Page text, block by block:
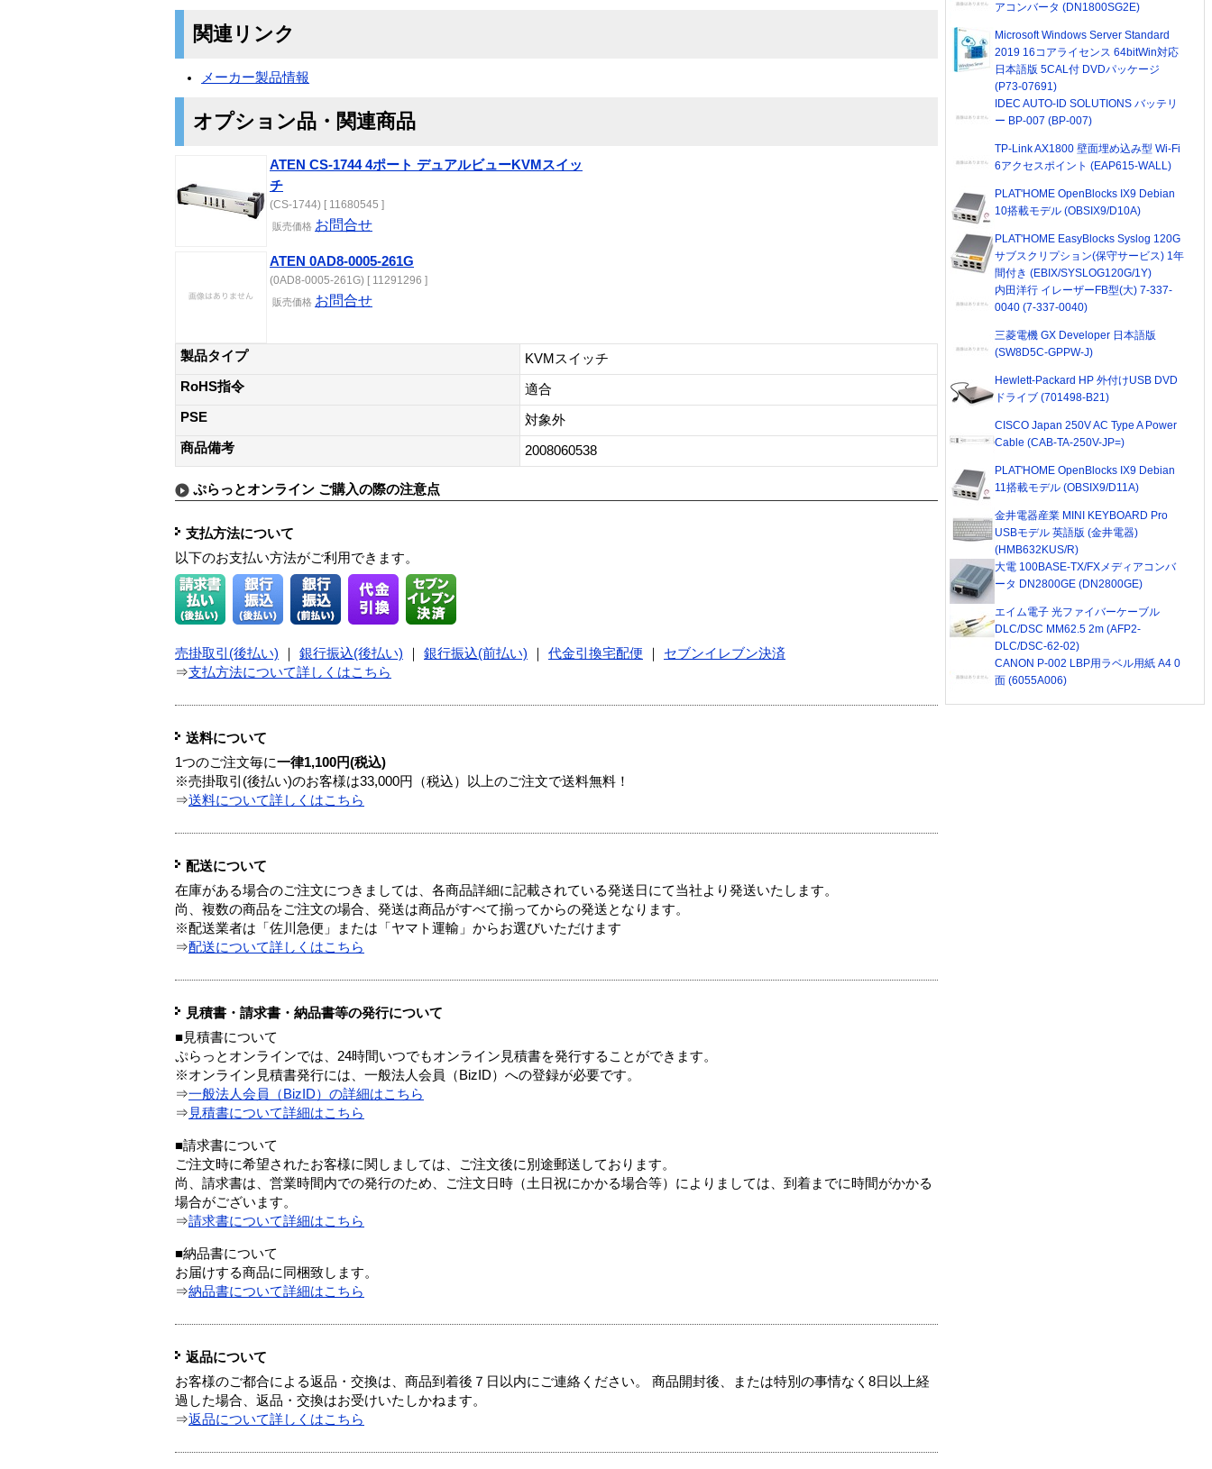
関連リンク
メーカー製品情報
オプション品・関連商品
ATEN CS-1744 4ポート デュアルビューKVMスイッ
チ
(CS-1744) [ 11680545 ]
販売価格 お問合せ
ATEN 0AD8-0005-261G
(0AD8-0005-261G) [ 11291296 ]
販売価格 お問合せ
製品タイプ
KVMスイッチ
RoHS指令
適合
PSE
対象外
商品備考
2008060538
ぷらっとオンライン ご購入の際の注意点
支払方法について
以下のお支払い方法がご利用できます。
売掛取引(後払い) 銀行振込(後払い) 銀行振込(前払い) 代金引換宅配便
セブンイレブン決済
⇒支払方法について詳しくはこちら
送料について
1つのご注文毎に一律1,100円(税込)
※売掛取引(後払い)のお客様は33,000円（税込）以上のご注文で送料無料！
⇒送料について詳しくはこちら
配送について
在庫がある場合のご注文につきましては、各商品詳細に記載されている発送日にて当社より発送いたします。
尚、複数の商品をご注文の場合、発送は商品がすべて揃ってからの発送となります。
※配送業者は「佐川急便」または「ヤマト運輸」からお選びいただけます
⇒配送について詳しくはこちら
見積書・請求書・納品書等の発行について
■見積書について
ぷらっとオンラインでは、24時間いつでもオンライン見積書を発行することができます。
※オンライン見積書発行には、一般法人会員（BizID）への登録が必要です。
⇒一般法人会員（BizID）の詳細はこちら
⇒ 見積書について詳細はこちら
■請求書について
ご注文時に希望されたお客様に関しましては、ご注文後に別途郵送しております。
尚、請求書は、営業時間内での発行のため、ご注文日時（土日祝にかかる場合等）によりましては、到着までに時間がかかる
場合がございます。
⇒請求書について詳細はこちら
■納品書について
お届けする商品に同梱致します。
⇒納品書について詳細はこちら
返品について
お客様のご都合による返品・交換は、商品到着後７日以内にご連絡ください。 商品開封後、または特別の事情なく8日以上経
過した場合、返品・交換はお受けいたしかねます。
⇒返品について詳しくはこちら
アコンバータ (DN1800SG2E)
Microsoft Windows Server Standard
2019 16コアライセンス 64bitWin対応
日本語版 5CAL付 DVDパッケージ
(P73-07691)
IDEC AUTO-ID SOLUTIONS バッテリ
ー BP-007 (BP-007)
TP-Link AX1800 壁面埋め込み型 Wi-Fi
6アクセスポイント (EAP615-WALL)
PLAT'HOME OpenBlocks IX9 Debian
10搭載モデル (OBSIX9/D10A)
PLAT'HOME EasyBlocks Syslog 120G
サブスクリプション(保守サービス) 1年
間付き (EBIX/SYSLOG120G/1Y)
内田洋行 イレーザーFB型(大) 7-337-
0040 (7-337-0040)
三菱電機 GX Developer 日本語版
(SW8D5C-GPPW-J)
Hewlett-Packard HP 外付けUSB DVD
ドライブ (701498-B21)
CISCO Japan 250V AC Type A Power
Cable (CAB-TA-250V-JP=)
PLAT'HOME OpenBlocks IX9 Debian
11搭載モデル (OBSIX9/D11A)
金井電器産業 MINI KEYBOARD Pro
USBモデル 英語版 (金井電器)
(HMB632KUS/R)
大電 100BASE-TX/FXメディアコンバ
ータ DN2800GE (DN2800GE)
エイム電子 光ファイバーケーブル
DLC/DSC MM62.5 2m (AFP2-
DLC/DSC-62-02)
CANON P-002 LBP用ラベル用紙 A4 0
面 (6055A006)